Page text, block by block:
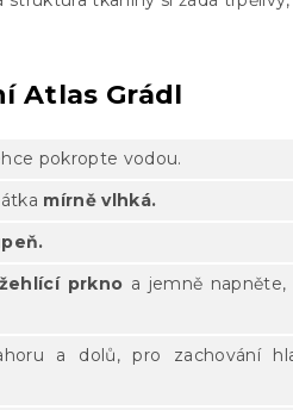
Atlas Grádl
pokropte vodou.
mírně vlhká.
žehlící prkno a jemně napněte,
a dolů, pro zachování